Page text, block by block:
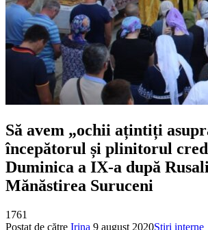
Să avem „ochii ațintiți
începătorul și plinitorul
Duminica a IX-a după
Mănăstirea Suruceni
1761
Postat de către Irina 9 august 2020Ştiri interne